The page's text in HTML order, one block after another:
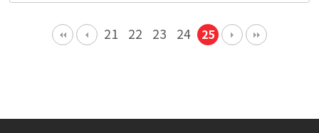
21 22 23 24 25